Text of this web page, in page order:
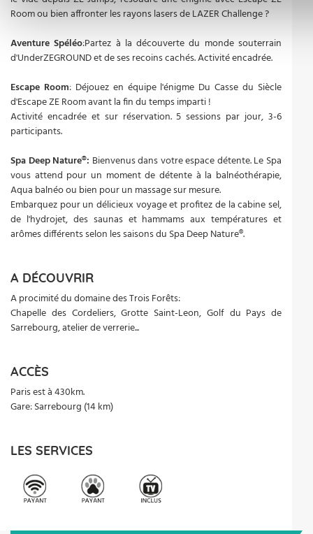
Room ou bien affronter les rayons lasers de LAZER Challenge ?
Aventure Spéléo:Partez à la découverte du monde souterrain
d'UnderZEGROUND et de ses recoins cachés. Activité encadrée.
Escape Room: Déjouez en équipe l'énigme Du Casse du Siècle
d'Escape ZE Room avant la fin du temps imparti !
Activité encadrée et sur réservation. 5 sessions par jour, 3-6
participants.
Spa Deep Nature®: Bienvenus dans votre espace détente. Le Spa
vous attend pour un moment de détente à la balnéothérapie,
Aqua balnéo ou bien pour un massage sur mesure.
Embarquez pour un délicieux voyage et profitez de la cabine sel,
de l'hydrojet, des saunas et hammams aux températures et
arômes différents selon les saisons du Spa Deep Nature®.
A DÉCOUVRIR
A procimité du domaine des Trois Forêts:
Chapelle des Cordeliers, Grotte Saint-Leon, Golf du Pays de
Sarrebourg, atelier de verrerie...
ACCÈS
Paris est à 430km.
Gare: Sarrebourg (14 km)
LES SERVICES